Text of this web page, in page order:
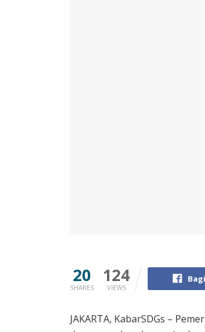
20
SHARES
124
VIEWS
JAKARTA, KabarSDGs –